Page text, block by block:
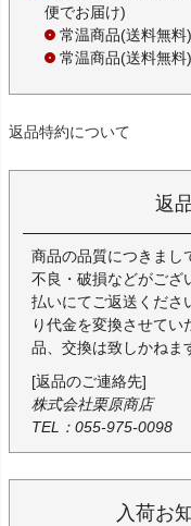
便でお届け)
常温商品(送料無
常温商品(送料無
返品特約について
返
商品の品質につきまし
不良・破損などがござ
払いにてご返送くださ
り代金を変換させてい
品、交換は致しかねま
[返品のご連絡先]
株式会社栗原商店
TEL：055-975-0098
入荷お